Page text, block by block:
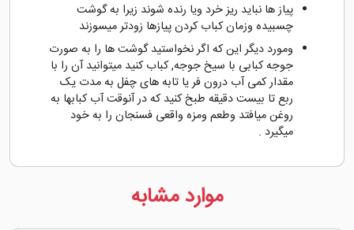
پیاز ها نباید ریز خرد ویا رنده شوند زیرا به گوشت
چسبیده وزمان کباب کردن پیازها زودتر میسوزند
ومورد دیگر این که اگر نخواستید گوشت ها را به صورت
جوجه کبابی با سیخ جوجه, کباب کنید میتوانید آن را با
مقدار کمی آب درون فر یا تابه های چفل به مدت یک
ربع تا بیست دقیقه طبخ کنید که در آنوقت آب کبابها به
روغن میافتد وطعم ومزه واقعی فسنجان را به خود
میگیرد .
موارد مشابه